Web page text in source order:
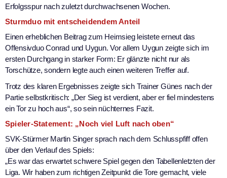
Erfolgsspur nach zuletzt durchwachsenen Wochen.
Sturmduo mit entscheidendem Anteil
Einen erheblichen Beitrag zum Heimsieg leistete erneut das
Offensivduo Conrad und Uygun. Vor allem Uygun zeigte sich im
ersten Durchgang in starker Form: Er glänzte nicht nur als
Torschütze, sondern legte auch einen weiteren Treffer auf.
Trotz des klaren Ergebnisses zeigte sich Trainer Günes nach der
Partie selbstkritisch: „Der Sieg ist verdient, aber er fiel mindestens
ein Tor zu hoch aus“, so sein nüchternes Fazit.
Spieler-Statement: „Noch viel Luft nach oben“
SVK-Stürmer Martin Singer sprach nach dem Schlusspfiff offen
über den Verlauf des Spiels:
„Es war das erwartet schwere Spiel gegen den Tabellenletzten der
Liga. Wir haben zum richtigen Zeitpunkt die Tore gemacht, viele